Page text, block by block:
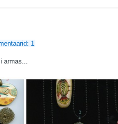
1
armas...